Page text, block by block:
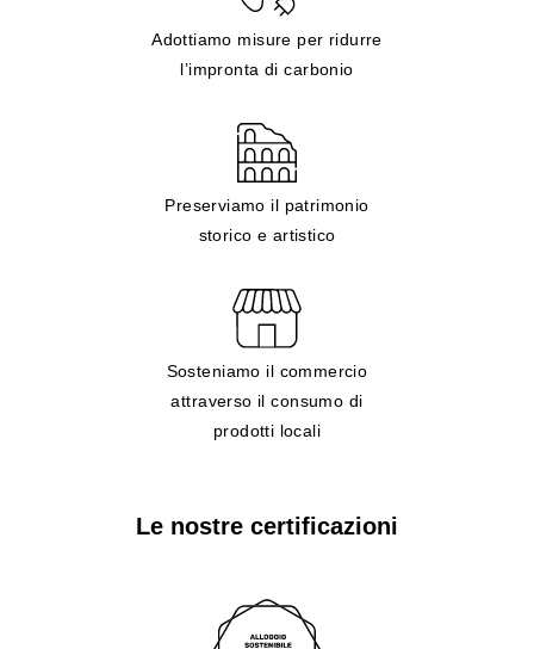
Adottiamo misure per ridurre
l’impronta di carbonio
Preserviamo il patrimonio
storico e artistico
Sosteniamo il commercio
attraverso il consumo di
prodotti locali
Le nostre certificazioni